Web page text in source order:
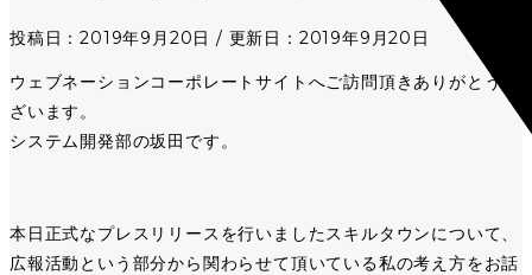
投稿日：2019年9月20日 / 更新日：2019年9月20日
ウェブネーションコーポレートサイトへご訪問頂きありがとうご
ざいます。
システム開発部の坂田です。
本日正式なプレスリリースを行いましたスキルタウンについて、
広報活動という部分から関わらせて頂いている私の考え方をお話